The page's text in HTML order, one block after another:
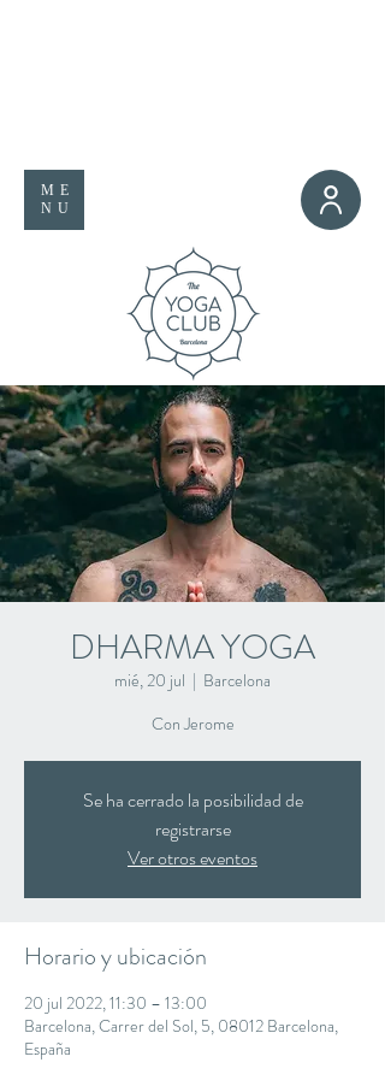
ME
NU
DHARMA YOGA
mié, 20 jul
  |
Barcelona
Con Jerome
Se ha cerrado la posibilidad de
registrarse
Ver otros eventos
Horario y ubicación
20 jul 2022, 11:30 – 13:00
Barcelona, Carrer del Sol, 5, 08012 Barcelona,
España